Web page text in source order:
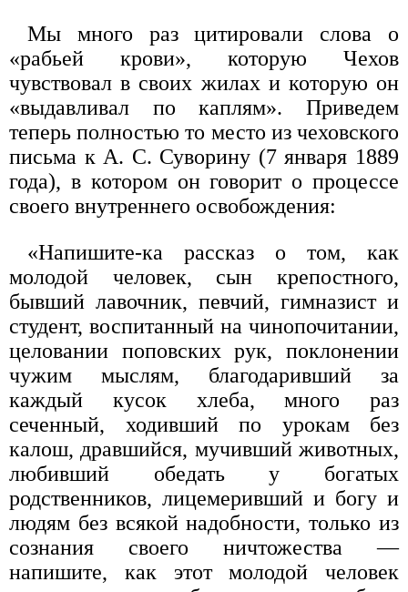
Мы много раз цитировали слова о
«рабьей крови», которую Чехов
чувствовал в своих жилах и которую он
«выдавливал по каплям». Приведем
теперь полностью то место из чеховского
письма к А. С. Суворину (7 января 1889
года), в котором он говорит о процессе
своего внутреннего освобождения:
«Напишите-ка рассказ о том, как
молодой человек, сын крепостного,
бывший лавочник, певчий, гимназист и
студент, воспитанный на чинопочитании,
целовании поповских рук, поклонении
чужим мыслям, благодаривший за
каждый кусок хлеба, много раз
сеченный, ходивший по урокам без
калош, дравшийся, мучивший животных,
любивший обедать у богатых
родственников, лицемеривший и богу и
людям без всякой надобности, только из
сознания своего ничтожества —
напишите, как этот молодой человек